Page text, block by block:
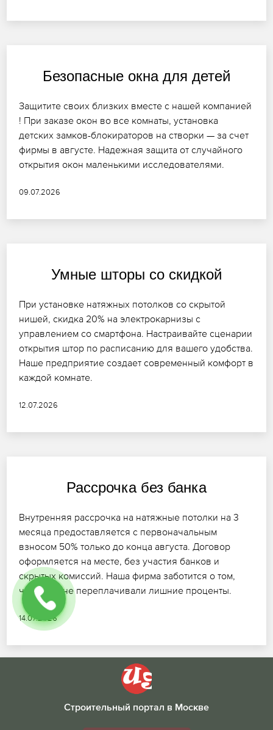
Безопасные окна для детей
Защитите своих близких вместе с нашей компанией
! При заказе окон во все комнаты, установка
детских замков-блокираторов на створки — за счет
фирмы в августе. Надежная защита от случайного
открытия окон маленькими исследователями.
09.07.2026
Умные шторы со скидкой
При установке натяжных потолков со скрытой
нишей, скидка 20% на электрокарнизы с
управлением со смартфона. Настраивайте сценарии
открытия штор по расписанию для вашего удобства.
Наше предприятие создает современный комфорт в
каждой комнате.
12.07.2026
Рассрочка без банка
Внутренняя рассрочка на натяжные потолки на 3
месяца предоставляется с первоначальным
взносом 50% только до конца августа. Договор
оформляется на месте, без участия банков и
скрытых комиссий. Наша фирма заботится о том,
чтобы вы не переплачивали лишние проценты.
14.07.2026
Строительный портал в Москве